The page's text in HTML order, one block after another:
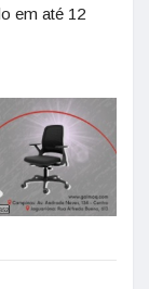
em até 12